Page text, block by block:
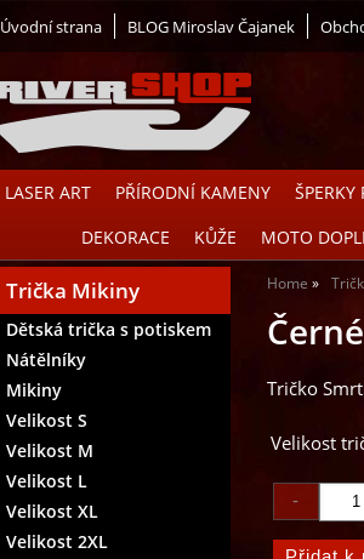
LASER ART PŘÍRODNÍ KAMENY ŠPERKY
DEKORACE
KŮŽE MOTO
Úvodní strana BLOG Miroslav Čajanek
Home
Tričko
Velikost
Trička Mikiny
Dětská trička s potiskem
Nátělníky
Mikiny
Velikost S
Velikost M
Velikost L
Velikost XL
Velikost 2XL